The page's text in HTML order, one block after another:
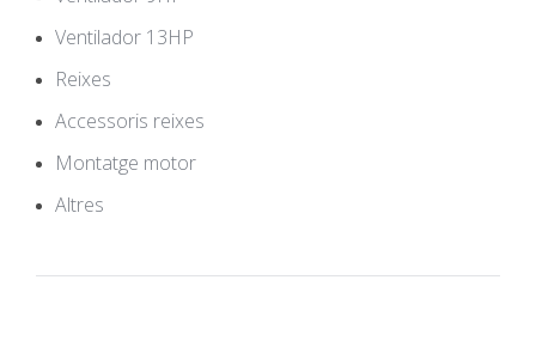
Ventilador 13HP
Reixes
Accessoris reixes
Montatge motor
Altres